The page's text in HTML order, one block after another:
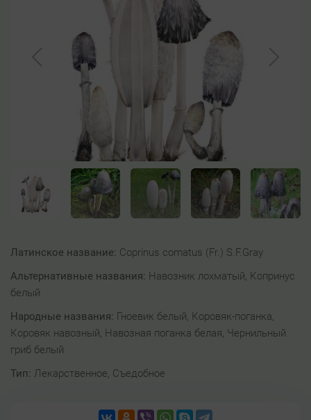
Латинское название: Coprinus comatus (Fr.) S.F.Gray
Альтернативные названия: Навозник лохматый, Копринус
белый
Народные названия: Гноевик белый, Коровяк-поганка,
Коровяк навозный, Навозная поганка белая, Чернильный
гриб белый
Тип: Лекарственное, Съедобное